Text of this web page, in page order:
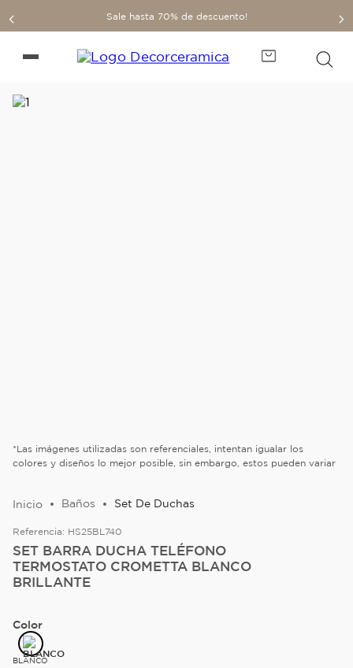
Sale hasta 70% de descuento!
*Las imágenes utilizadas son referenciales, intentan igualar los
colores y diseños lo mejor posible, sin embargo, estos pueden variar
Baños Set De Duchas
Referencia: HS25BL740
SET BARRA DUCHA TELÉFONO
TERMOSTATO CROMETTA BLANCO
BRILLANTE
Color
BLANCO